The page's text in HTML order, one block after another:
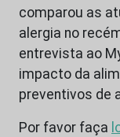
comparou as
alergia no
entrevista ao
impacto da
preventivos de
Por favor faça